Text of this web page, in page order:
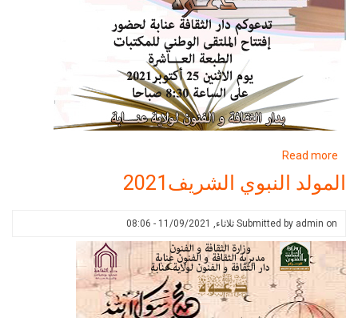
Read more
الملتقى
الوطني
2021
المولد النبوي الشريف2021
Submitted by admin on ثلاثاء, 11/09/2021 - 08:06